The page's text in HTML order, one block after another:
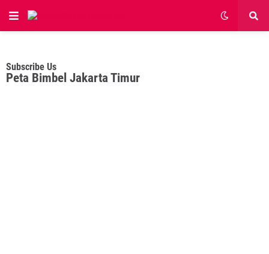
Subscribe Us
Peta Bimbel Jakarta Timur